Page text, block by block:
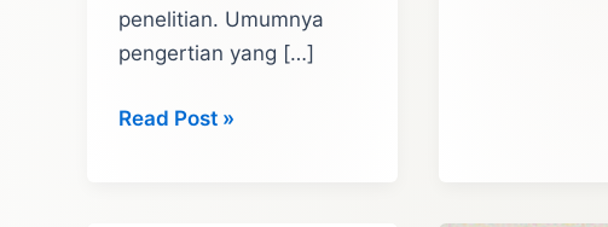
penelitian. Umumnya
pengertian yang […]
Hipotesis
Read Post »